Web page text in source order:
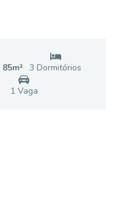
85m² 3 Dormitórios
1 Vaga